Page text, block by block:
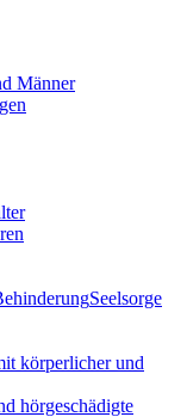
Männer
Seelsorge
körperlicher und
hörgeschädigte